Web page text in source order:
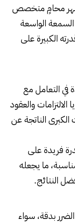
محامٍ متخصص
الواسعة
الكبيرة على
في التعامل مع
والعقود
الكبرى الناتجة عن
فريدة على
ما يجعله
النتائج.
بدقة، سواء